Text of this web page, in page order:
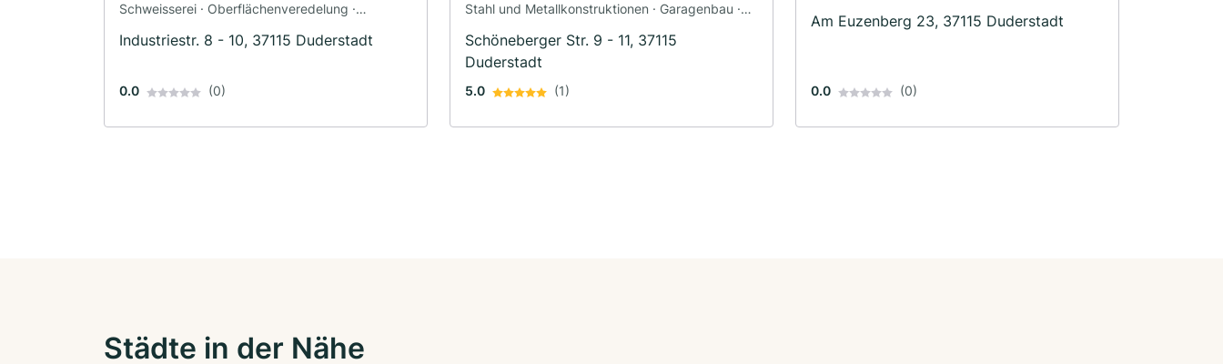
Schweisserei · Oberflächenveredelung ·
Industriestr. 8 - 10, 37115 Duderstadt
0.0 (0)
Stahl und Metallkonstruktionen · Garagenbau ·
Schöneberger Str. 9 - 11, 37115
Duderstadt
5.0 (1)
Am Euzenberg 23, 37115 Duderstadt
0.0 (0)
Städte in der Nähe